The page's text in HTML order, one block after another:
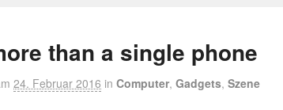
than a single phone
24. Februar 2016 in Computer, Gadgets, Szene